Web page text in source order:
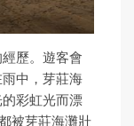
歷。遊客會
中，芽莊海
彩虹光而漂
被芽莊海灘壯